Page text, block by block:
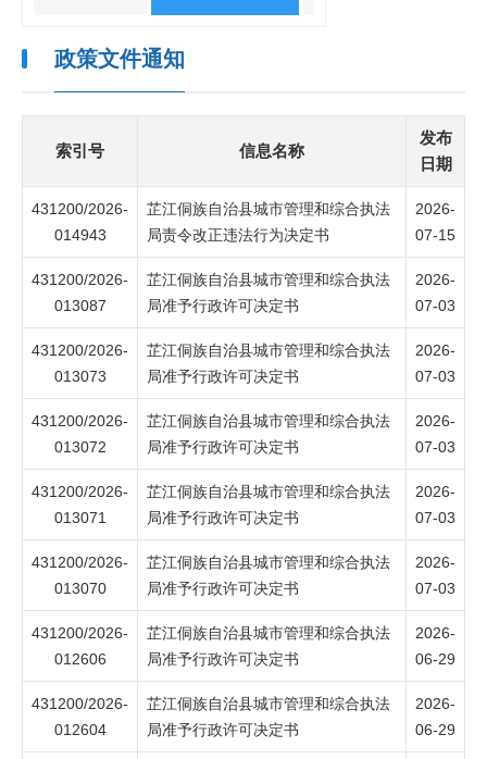
政策文件通知
索引号 信息名称
发布
日期
431200/2026-
014943
芷江侗族自治县城市管理和综合执法
局责令改正违法行为决定书
2026-
07-15
431200/2026-
013087
芷江侗族自治县城市管理和综合执法
局准予行政许可决定书
2026-
07-03
431200/2026-
013073
芷江侗族自治县城市管理和综合执法
局准予行政许可决定书
2026-
07-03
431200/2026-
013072
芷江侗族自治县城市管理和综合执法
局准予行政许可决定书
2026-
07-03
431200/2026-
013071
芷江侗族自治县城市管理和综合执法
局准予行政许可决定书
2026-
07-03
431200/2026-
013070
芷江侗族自治县城市管理和综合执法
局准予行政许可决定书
2026-
07-03
431200/2026-
012606
芷江侗族自治县城市管理和综合执法
局准予行政许可决定书
2026-
06-29
431200/2026-
012604
芷江侗族自治县城市管理和综合执法
局准予行政许可决定书
2026-
06-29